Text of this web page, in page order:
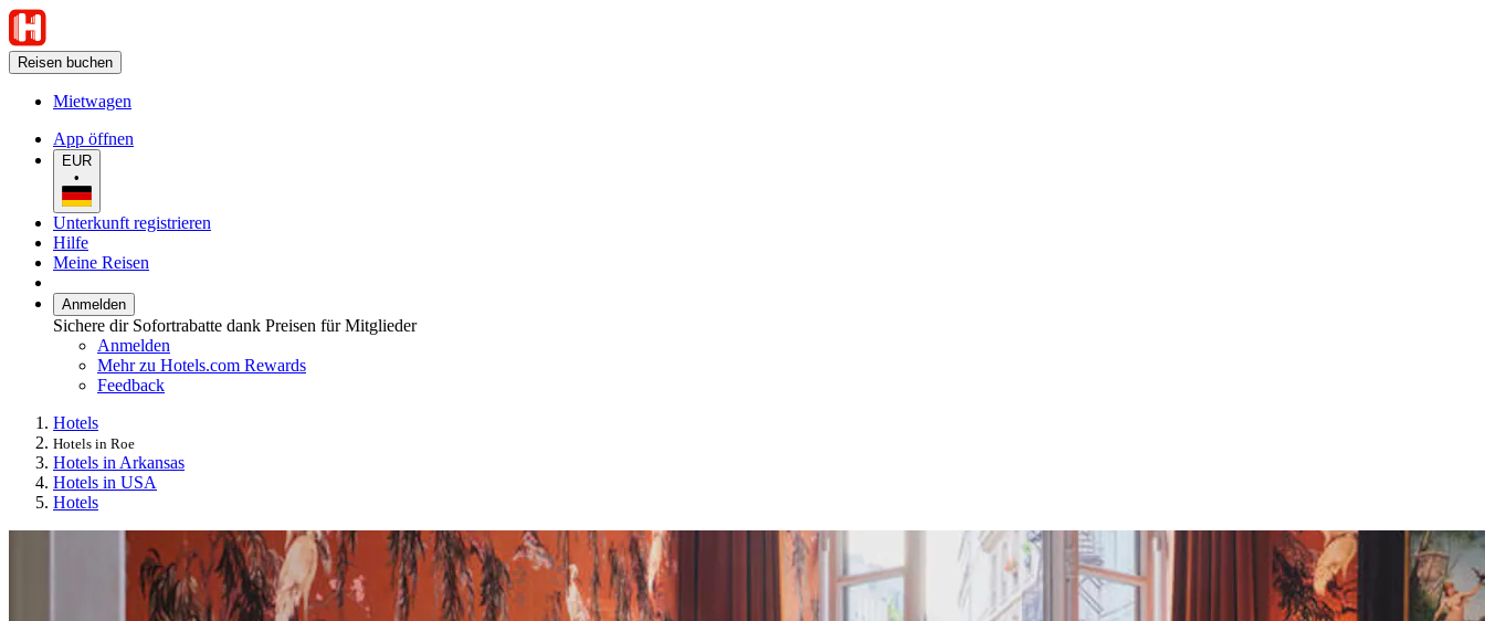
Reisen buchen
Mietwagen
App öffnen
EUR
•
Unterkunft registrieren
Hilfe
Meine Reisen
Anmelden
Sichere dir Sofortrabatte dank Preisen für Mitglieder
Anmelden
Mehr zu Hotels.com Rewards
Feedback
Hotels
Hotels in Roe
Hotels in Arkansas
Hotels in USA
Hotels